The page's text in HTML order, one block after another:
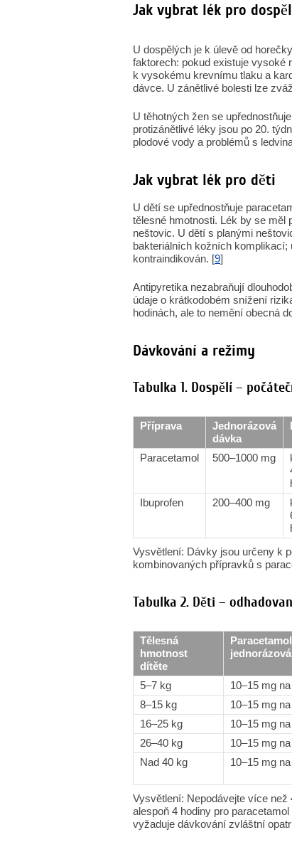
Jak vybrat lék pro
U dospělých je k úlevě od
faktorech: pokud existuje vysoké
k vysokému krevnímu tlaku a
dávce. U zánětlivé bolesti lze
U těhotných žen se
protizánětlivé léky jsou po 20.
plodové vody a problémů s
Jak vybrat lék pro děti
U dětí se upřednostňuje
tělesné hmotnosti. Lék by se měl
neštovic. U dětí s planými
bakteriálních kožních komplikací;
kontraindikován. [9]
Antipyretika nezabraňují
údaje o krátkodobém snížení
hodinách, ale to nemění obecná
Dávkování a režimy
Tabulka 1. Dospělí –
Příprava
Jednorázová
dávka
Paracetamol 500–1000 mg
Ibuprofen
200–400 mg
Vysvětlení: Dávky jsou určeny k
kombinovaných přípravků s
Tabulka 2. Děti –
Tělesná
hmotnost
dítěte
5–7 kg 10–15 mg
8–15 kg
10–15 mg
16–25 kg
10–15 mg
26–40 kg
10–15 mg
Nad 40 kg
10–15 mg
Vysvětlení: Nepodávejte více
alespoň 4 hodiny pro
vyžaduje dávkování zvláštní